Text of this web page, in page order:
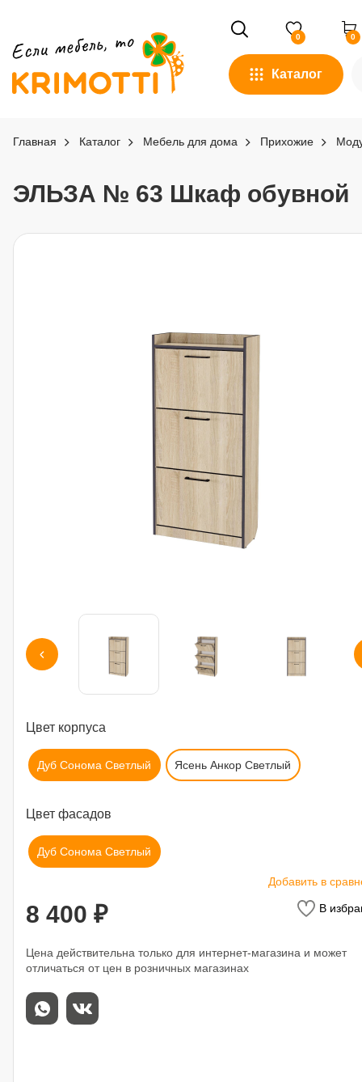
0 0
Каталог
Главная Каталог Мебель для дома Прихожие
ЭЛЬЗА № 63 Шкаф обувной
Цвет корпуса
Дуб Сонома Светлый Ясень Анкор Светлый
Цвет фасадов
Дуб Сонома Светлый
8 400 ₽
Цена действительна только для интернет-магазина и может
отличаться от цен в розничных магазинах
Добавить в
В